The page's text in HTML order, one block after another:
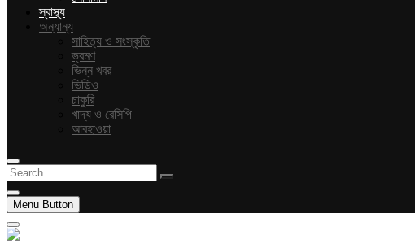
স্বাস্থ্য
অন্যান্য
সাহিত্য ও সংস্কৃতি
ভ্রমণ
ভিন্ন খবর
ভিডিও
চাকুরি
খাদ্য ও রেসিপি
আবহাওয়া
Search
…
Menu Button